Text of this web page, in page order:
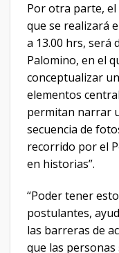
Por otra parte, el
que se realizará
a 13.00 hrs,
Palomino, en el
conceptualizar
elementos
permitan narrar
secuencia de
recorrido por el
en historias”.
“Poder tener
postulantes,
las barreras de
que las